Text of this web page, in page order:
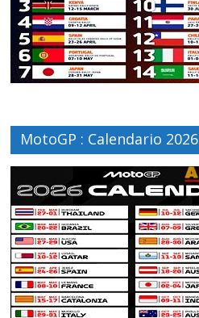
MotoGP : Calendario 2026